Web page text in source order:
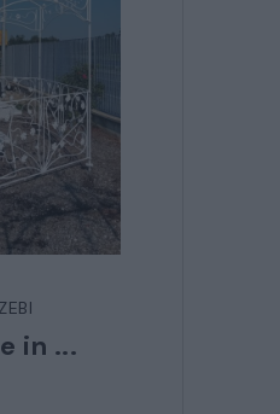
in ...